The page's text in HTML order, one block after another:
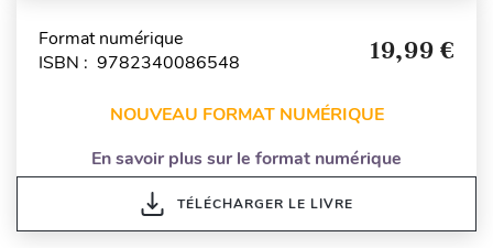
Format numérique
ISBN : 9782340086548
19,99 €
NOUVEAU FORMAT NUMÉRIQUE
En savoir plus sur le format numérique
TÉLÉCHARGER LE LIVRE